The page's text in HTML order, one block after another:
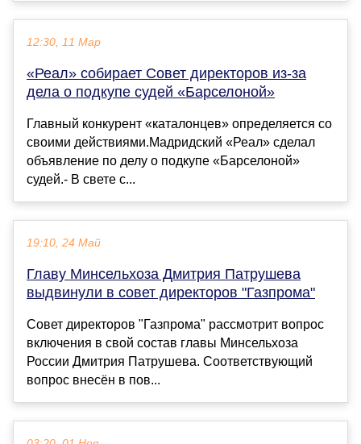
12:30, 11 Мар
«Реал» собирает Совет директоров из-за
дела о подкупе судей «Барселоной»
Главный конкурент «каталонцев» определяется со
своими действиями.Мадридский «Реал» сделал
объявление по делу о подкупе «Барселоной»
судей.- В свете с...
19:10, 24 Май
Главу Минсельхоза Дмитрия Патрушева
выдвинули в совет директоров "Газпрома"
Совет директоров "Газпрома" рассмотрит вопрос
включения в свой состав главы Минсельхоза
России Дмитрия Патрушева. Соответствующий
вопрос внесён в пов...